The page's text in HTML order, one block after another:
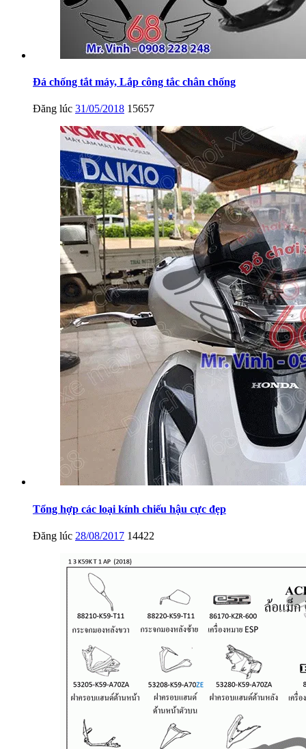
Đá chống tắt máy, Lắp công tắc chân chống
Đăng lúc 31/05/2018 15657
Tổng hợp các loại kính chiếu hậu cực đẹp
Đăng lúc 28/08/2017 14422